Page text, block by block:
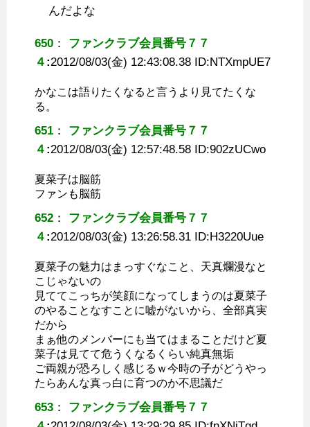
んだよな
650 ： ファンクラブ会員番号７７
４ :2012/08/03(金) 12:43:08.38 ID:NTXmpUE7
かなこは語りたくなると言うより見てたくな
る。
651 ： ファンクラブ会員番号７７
４ :2012/08/03(金) 12:57:48.58 ID:902zUCwo
夏菜子は脳筋
ファンも脳筋
652 ： ファンクラブ会員番号７７
４ :2012/08/03(金) 13:26:58.31 ID:H3220Uue
夏菜子の魅力はまっすぐなこと、天真爛漫なと
こじゃないの
見ててこっちが笑顔になってしまうのは夏菜子
のやることなすことに嘘がないから、全部真実
だから
まぁ他のメンバーにも当てはまることだけど夏
菜子は見てて危うくなるくらい純真無垢
ご両親が恐ろしく感じるｗ今時の子がどうやっ
たらあんな真っ白に育つのか不思議だ
653 ： ファンクラブ会員番号７７